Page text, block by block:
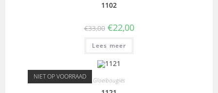
1102
€33,00 €22,00
Lees meer
NIET OP VOORRAAD Gloeibougies